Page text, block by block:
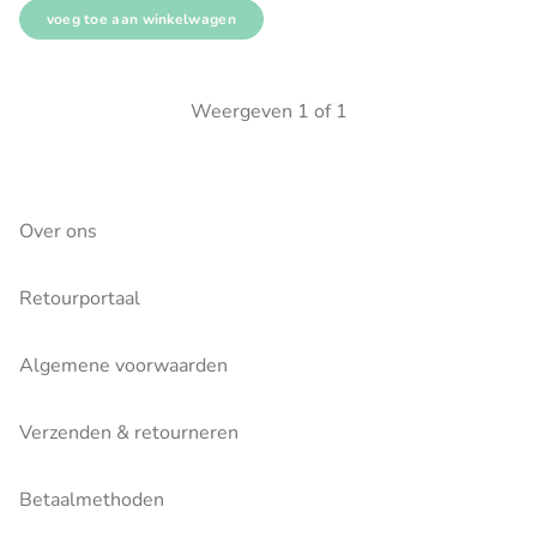
voeg toe aan winkelwagen
Weergeven 1 of 1
Over ons
Retourportaal
Algemene voorwaarden
Verzenden & retourneren
Betaalmethoden